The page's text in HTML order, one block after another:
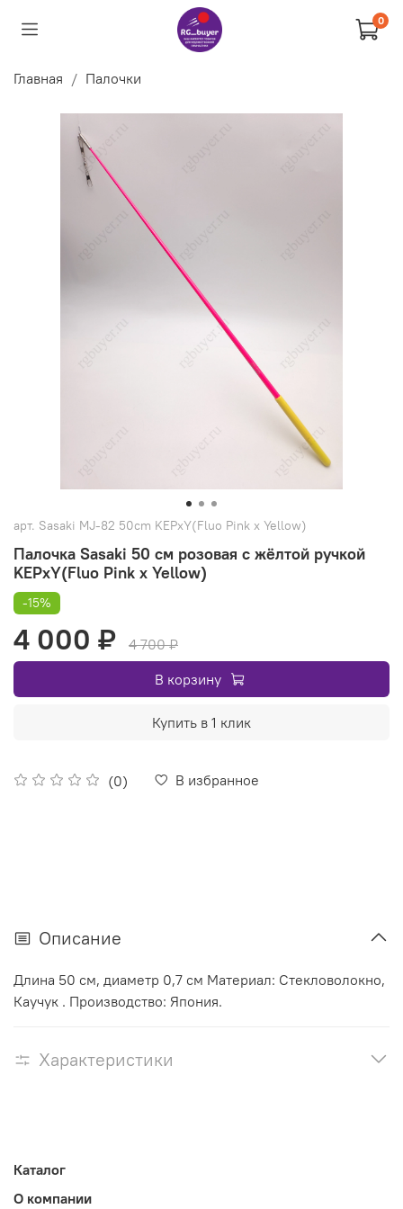
0
Главная Палочки
арт. Sasaki MJ-82 50cm KEPxY(Fluo Pink x Yellow)
Палочка Sasaki 50 см розовая с жёлтой ручкой
KEPxY(Fluo Pink x Yellow)
(0) В избранное
-15%
4 000 ₽
4 700 ₽
В корзину
Купить в 1 клик
Описание
Длина 50 см, диаметр 0,7 см Материал: Стекловолокно,
Каучук . Производство: Япония.
Характеристики
Каталог
О компании